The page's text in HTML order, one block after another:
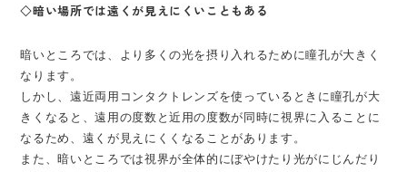
◇暗い場所では遠くが見えにくいこともある
暗いところでは、より多くの光を摂り入れるために瞳孔が大きく
なります。
しかし、遠近両用コンタクトレンズを使っているときに瞳孔が大
きくなると、遠用の度数と近用の度数が同時に視界に入ることに
なるため、遠くが見えにくくなることがあります。
また、暗いところでは視界が全体的にぼやけたり光がにじんだり